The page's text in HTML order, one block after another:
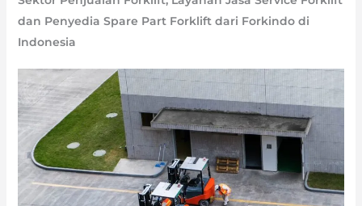
dan Penyedia Spare Part Forklift dari Forkindo di
Indonesia